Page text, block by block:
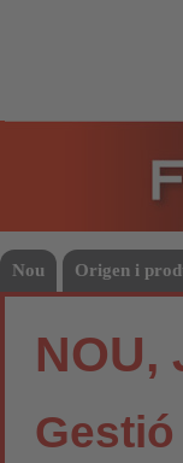
Nou Origen i
NOU,